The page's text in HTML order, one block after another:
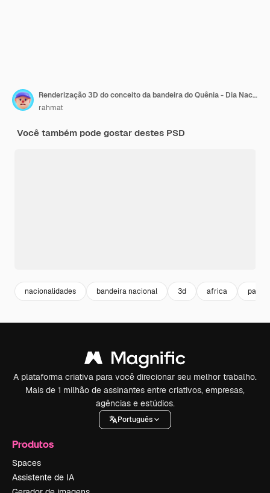
Renderização 3D do conceito da bandeira do Quênia - Dia Nacional do Quênia
rahmat
Você também pode gostar destes PSD
nacionalidades bandeira nacional 3d africa
A plataforma criativa para você direcionar seu melhor trabalho.
Mais de 1 milhão de assinantes entre criativos, empresas,
agências e estúdios.
Português
Produtos
Spaces
Assistente de IA